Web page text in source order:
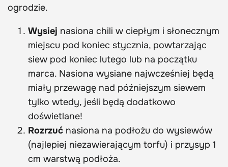
ogrodzie.
Wysiej nasiona chili w ciepłym i słonecznym
miejscu pod koniec stycznia, powtarzając
siew pod koniec lutego lub na początku
marca. Nasiona wysiane najwcześniej będą
miały przewagę nad późniejszym siewem
tylko wtedy, jeśli będą dodatkowo
doświetlane!
Rozrzuć nasiona na podłożu do wysiewów
(najlepiej niezawierającym torfu) i przysyp 1
cm warstwą podłoża.